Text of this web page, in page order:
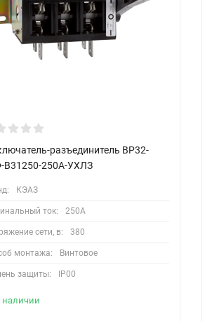
разъединитель ВР32-
В31250-250А-УХЛЗ
КЭАЗ
ток: 250А
сети, в: 380
монтажа: Винтовое
защиты: IP00
наличии